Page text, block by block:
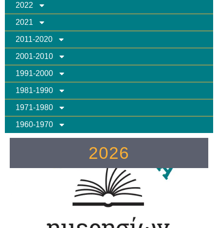
2022
2021
2011-2020
2001-2010
1991-2000
1981-1990
1971-1980
1960-1970
2026